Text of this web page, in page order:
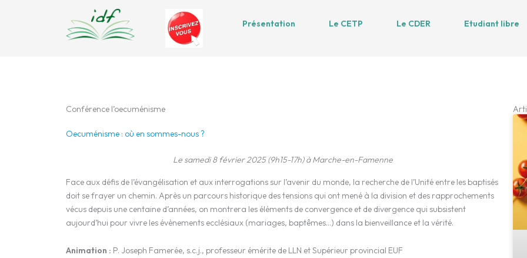
Présentation Le CETP Le CDER Etudiant libre
Conférence l’oecuménisme
Oecuménisme : où en sommes-nous ?
Le samedi 8 février 2025 (9h15-17h) à Marche-en-Famenne
Face aux défis de l’évangélisation et aux interrogations sur l’avenir du monde, la recherche de l’Unité entre les baptisés
doit se frayer un chemin. Après un parcours historique des tensions qui ont mené à la division et des rapprochements
vécus depuis une centaine d’années, on montrera les éléments de convergence et de divergence qui subsistent
aujourd’hui pour vivre les évènements ecclésiaux (mariages, baptêmes…) dans la bienveillance et la vérité.
Animation : P. Joseph Famerée, s.c.j., professeur émérite de LLN et Supérieur provincial EUF